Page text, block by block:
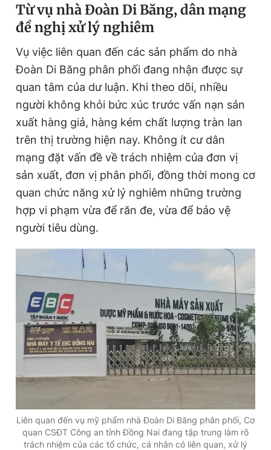
Từ vụ nhà Đoàn Di Băng, dân mạng
đề nghị xử lý nghiêm
Vụ việc liên quan đến các sản phẩm do nhà
Đoàn Di Băng phân phối đang nhận được sự
quan tâm của dư luận. Khi theo dõi, nhiều
người không khỏi bức xúc trước vấn nạn sản
xuất hàng giả, hàng kém chất lượng tràn lan
trên thị trường hiện nay. Không ít cư dân
mạng đặt vấn đề về trách nhiệm của đơn vị
sản xuất, đơn vị phân phối, đồng thời mong cơ
quan chức năng xử lý nghiêm những trường
hợp vi phạm vừa để răn đe, vừa để bảo vệ
người tiêu dùng.
Liên quan đến vụ mỹ phẩm nhà Đoàn Di Băng phân phối, Cơ
quan CSĐT Công an tỉnh Đồng Nai đang tập trung làm rõ
trách nhiệm của các tổ chức, cá nhân có liên quan, xử lý